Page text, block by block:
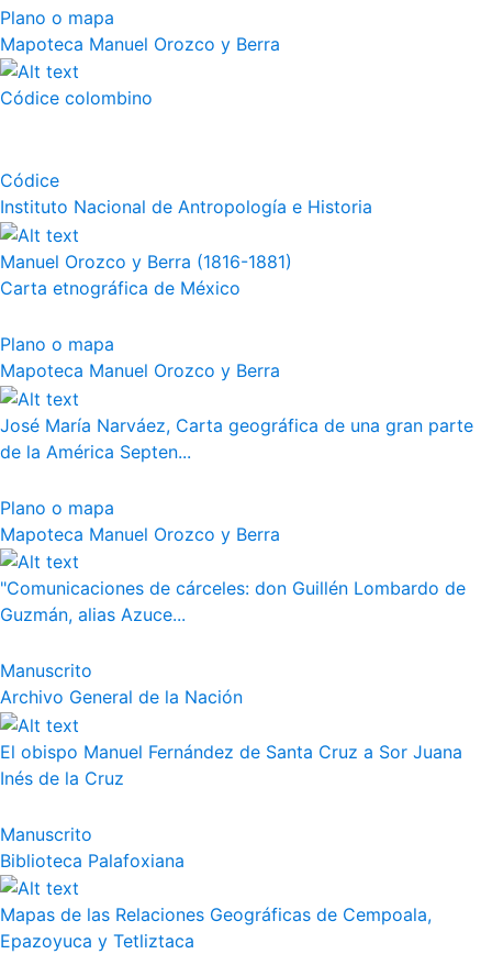
Plano o mapa
Mapoteca Manuel Orozco y Berra
Códice colombino
Códice
Instituto Nacional de Antropología e Historia
Manuel Orozco y Berra (1816-1881)
Carta etnográfica de México
Plano o mapa
Mapoteca Manuel Orozco y Berra
José María Narváez, Carta geográfica de una gran parte
de la América Septen...
Plano o mapa
Mapoteca Manuel Orozco y Berra
"Comunicaciones de cárceles: don Guillén Lombardo de
Guzmán, alias Azuce...
Manuscrito
Archivo General de la Nación
El obispo Manuel Fernández de Santa Cruz a Sor Juana
Inés de la Cruz
Manuscrito
Biblioteca Palafoxiana
Mapas de las Relaciones Geográficas de Cempoala,
Epazoyuca y Tetliztaca